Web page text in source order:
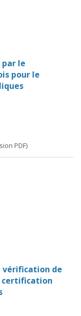
le
pour le
PDF)
vérification de
certification